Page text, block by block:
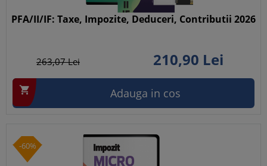
PFA/II/IF: Taxe, Impozite, Deduceri, Contributii 2026
263,07Lei 210,90 Lei
 Adauga in cos
-60%